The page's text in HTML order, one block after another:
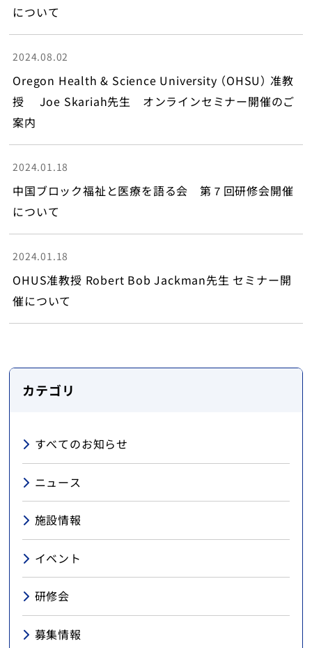
English
トップ
について
2024.08.02
Oregon Health & Science University （OHSU） 准教
授 Joe Skariah先生 オンラインセミナー開催のご
案内
2024.01.18
中国ブロック福祉と医療を語る会 第７回研修会開催
について
2024.01.18
OHUS准教授 Robert Bob Jackman先生 セミナー開
催について
カテゴリ
すべてのお知らせ
ニュース
施設情報
イベント
研修会
募集情報